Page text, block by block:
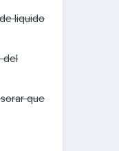
liquido
del
que